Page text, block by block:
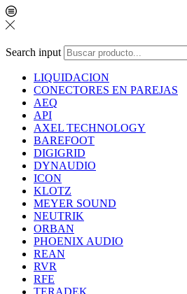
Search input
LIQUIDACION
CONECTORES EN PAREJAS
AEQ
API
AXEL TECHNOLOGY
BAREFOOT
DIGIGRID
DYNAUDIO
ICON
KLOTZ
MEYER SOUND
NEUTRIK
ORBAN
PHOENIX AUDIO
REAN
RVR
RFE